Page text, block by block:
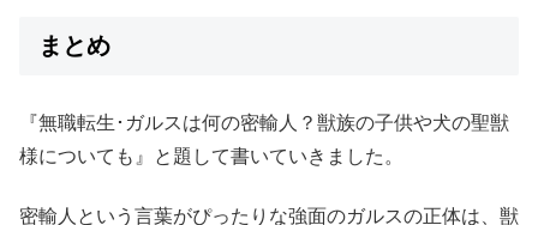
まとめ
『無職転生･ガルスは何の密輸人？獣族の子供や犬の聖獣
様についても』と題して書いていきました。
密輸人という言葉がぴったりな強面のガルスの正体は、獣